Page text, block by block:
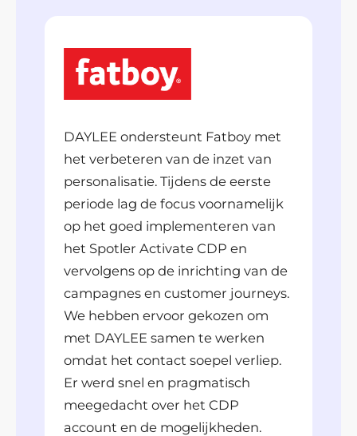
DAYLEE ondersteunt Fatboy met
het verbeteren van de inzet van
personalisatie. Tijdens de eerste
periode lag de focus voornamelijk
op het goed implementeren van
het Spotler Activate CDP en
vervolgens op de inrichting van de
campagnes en customer journeys.
We hebben ervoor gekozen om
met DAYLEE samen te werken
omdat het contact soepel verliep.
Er werd snel en pragmatisch
meegedacht over het CDP
account en de mogelijkheden.